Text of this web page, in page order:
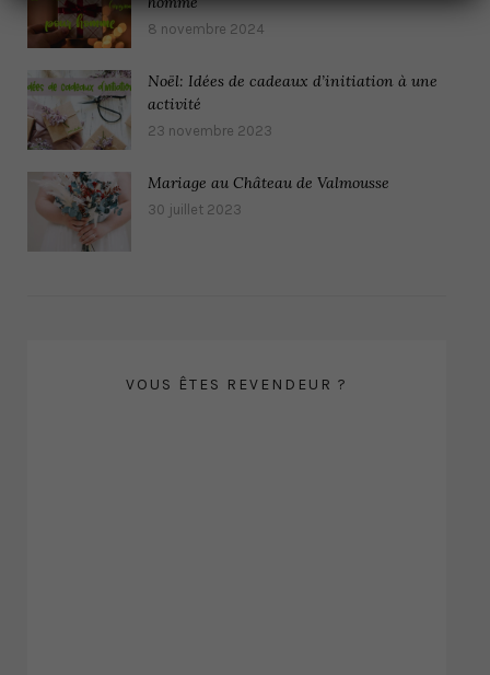
8 novembre 2024
Noël: Idées de cadeaux d’initiation à une
activité
23 novembre 2023
Mariage au Château de Valmousse
30 juillet 2023
VOUS ÊTES REVENDEUR ?